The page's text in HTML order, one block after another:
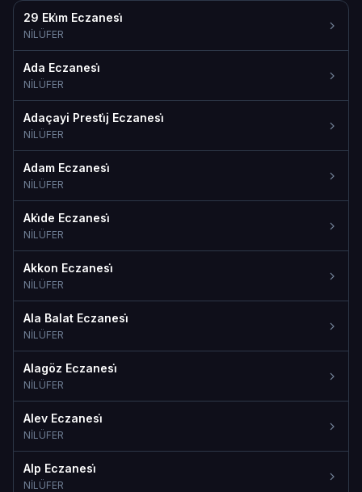
29 Eki̇m Eczanesi̇
NİLÜFER
Ada Eczanesi̇
NİLÜFER
Adaçayi Presti̇j Eczanesi̇
NİLÜFER
Adam Eczanesi̇
NİLÜFER
Aki̇de Eczanesi̇
NİLÜFER
Akkon Eczanesi̇
NİLÜFER
Ala Balat Eczanesi̇
NİLÜFER
Alagöz Eczanesi̇
NİLÜFER
Alev Eczanesi̇
NİLÜFER
Alp Eczanesi̇
NİLÜFER